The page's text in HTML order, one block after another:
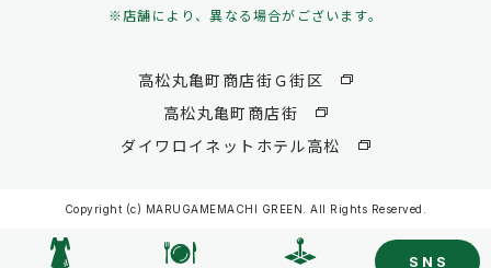
※店舗により、異なる場合がございます。
高松丸亀町商店街Ｇ街区
高松丸亀町商店街
ダイワロイネットホテル高松
Copyright (c) MARUGAMEMACHI GREEN. All Rights Reserved.
SNS